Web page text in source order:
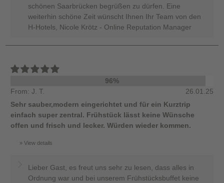
schönen Saarbrücken begrüßen zu dürfen. Eine
weiterhin schöne Zeit wünscht Ihnen Ihr Team von den
H-Hotels, Nicole Krötz - Online Reputation Manager
96%
From: J. T.
26.01.25
Sehr sauber,modern eingerichtet und für ein Kurztrip
einfach super zentral. Frühstück lässt keine Wünsche
offen und frisch und lecker. Würden wieder kommen.
View details
Lieber Gast, es freut uns sehr zu lesen, dass alles in
Ordnung war und bei unserem Frühstücksbuffet keine